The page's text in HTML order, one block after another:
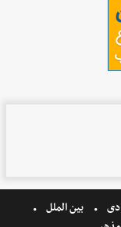
بین الملل